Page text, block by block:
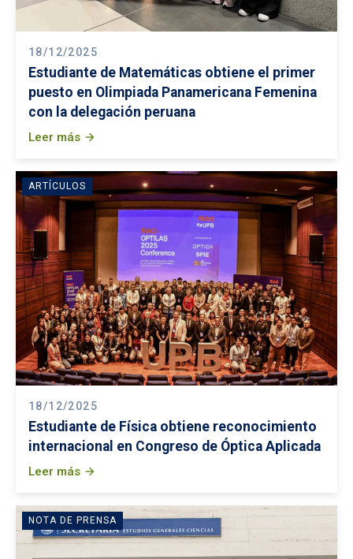
18/12/2025
Estudiante de Matemáticas obtiene el primer
puesto en Olimpiada Panamericana Femenina
con la delegación peruana
Leer más arrow_forward
ARTÍCULOS
18/12/2025
Estudiante de Física obtiene reconocimiento
internacional en Congreso de Óptica Aplicada
Leer más arrow_forward
NOTA DE PRENSA